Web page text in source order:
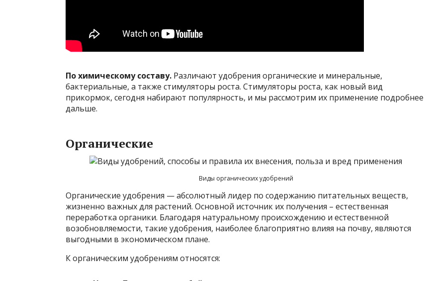
По химическому составу. Различают удобрения органические и минеральные,
бактериальные, а также стимуляторы роста. Стимуляторы роста, как новый вид
прикормок, сегодня набирают популярность, и мы рассмотрим их применение подробнее
дальше.
Органические
Виды органических удобрений
Органические удобрения — абсолютный лидер по содержанию питательных веществ,
жизненно важных для растений. Основной источник их получения – естественная
переработка органики. Благодаря натуральному происхождению и естественной
возобновляемости, такие удобрения, наиболее благоприятно влияя на почву, являются
выгодными в экономическом плане.
К органическим удобрениям относятся: